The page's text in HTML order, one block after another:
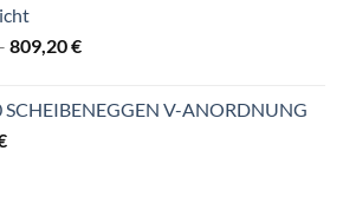
809,20€Preisspanne:
809,20 €
V-ANORDNUNG